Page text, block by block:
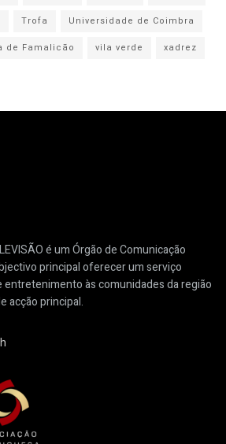
Trofa
Universidade de Coimbra
de Famalicão vila verde xadrez
é um Órgão de Comunicação
principal oferecer um serviço
às comunidades da região
acção principal.